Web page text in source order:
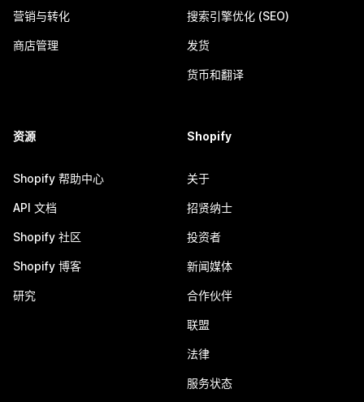
营销与转化
商店管理
搜索引擎优化 (SEO)
发货
货币和翻译
资源
Shopify 帮助中心
API 文档
Shopify 社区
Shopify 博客
研究
Shopify
关于
招贤纳士
投资者
新闻媒体
合作伙伴
联盟
法律
服务状态